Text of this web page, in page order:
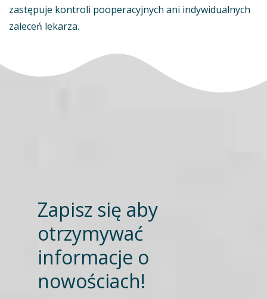
zastępuje kontroli pooperacyjnych ani indywidualnych
zaleceń lekarza.
Zapisz się aby
otrzymywać
informacje o
nowościach!